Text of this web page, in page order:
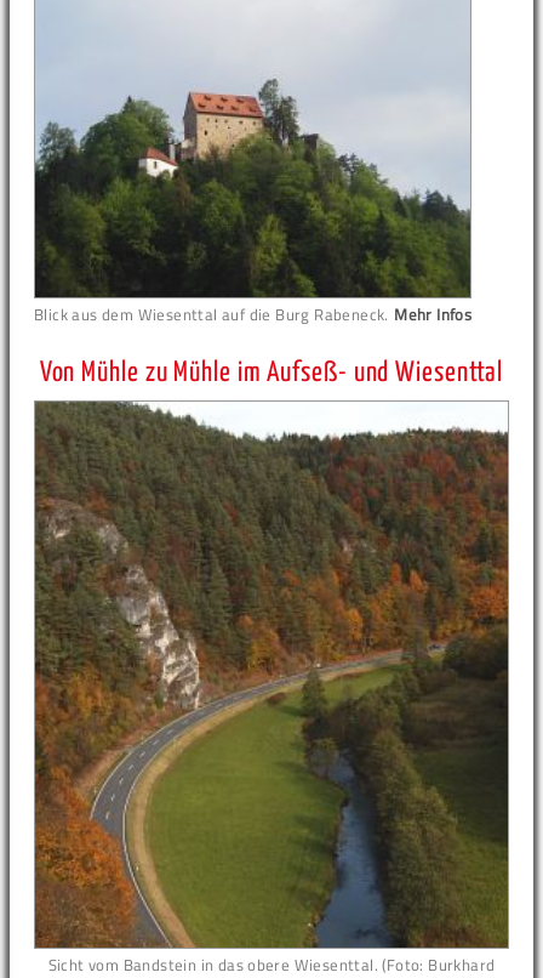
Blick aus dem Wiesenttal auf die Burg Rabeneck. Mehr Infos
Von Mühle zu Mühle im Aufseß- und Wiesenttal
Sicht vom Bandstein in das obere Wiesenttal. (Foto: Burkhard